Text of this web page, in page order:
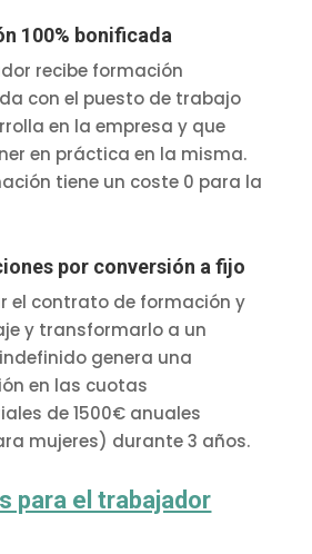
100% bonificada
recibe formación
con el puesto de trabajo
en la empresa y que
en práctica en la misma.
tiene un coste 0 para la
por conversión a fijo
el contrato de formación y
y transformarlo a un
genera una
en las cuotas
de 1500€ anuales
mujeres) durante 3 años.
para el trabajador